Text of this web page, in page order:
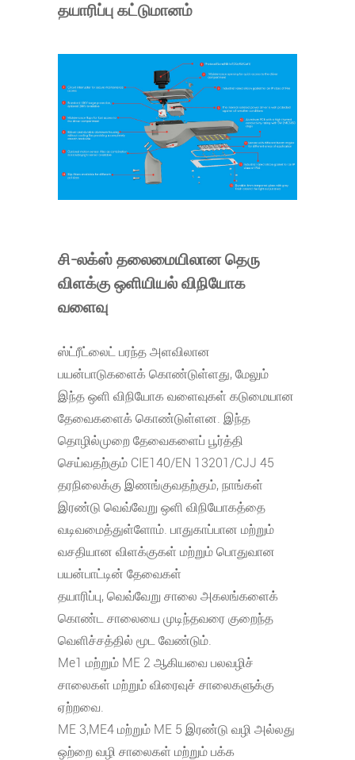
தயாரிப்பு கட்டுமானம்
சி-லக்ஸ் தலைமையிலான தெரு
விளக்கு ஒளியியல் விநியோக
வளைவு
ஸ்ட்ரீட்லைட் பரந்த அளவிலான
பயன்பாடுகளைக் கொண்டுள்ளது, மேலும்
இந்த ஒளி விநியோக வளைவுகள் கடுமையான
தேவைகளைக் கொண்டுள்ளன. இந்த
தொழில்முறை தேவைகளைப் பூர்த்தி
செய்வதற்கும் CIE140/EN 13201/CJJ 45
தரநிலைக்கு இணங்குவதற்கும், நாங்கள்
இரண்டு வெவ்வேறு ஒளி விநியோகத்தை
வடிவமைத்துள்ளோம். பாதுகாப்பான மற்றும்
வசதியான விளக்குகள் மற்றும் பொதுவான
பயன்பாட்டின் தேவைகள்
தயாரிப்பு, வெவ்வேறு சாலை அகலங்களைக்
கொண்ட சாலையை முடிந்தவரை குறைந்த
வெளிச்சத்தில் மூட வேண்டும்.
Me1 மற்றும் ME 2 ஆகியவை பலவழிச்
சாலைகள் மற்றும் விரைவுச் சாலைகளுக்கு
ஏற்றவை.
ME 3,ME4 மற்றும் ME 5 இரண்டு வழி அல்லது
ஒற்றை வழி சாலைகள் மற்றும் பக்க